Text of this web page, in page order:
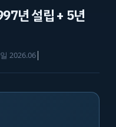
년 설립 + 5년
2026.06│